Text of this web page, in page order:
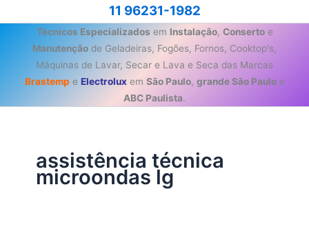
11 96231-1982
Técnicos Especializados em Instalação, Consertoe
Manutenção de Geladeiras, Fogões, Fornos, Cooktop's,
Máquinas de Lavar, Secar e Lava e Seca das Marcas
Brastemp e Electroluxem São Paulo, grande São Pauloe
ABC Paulista.
assistência técnica
microondas lg